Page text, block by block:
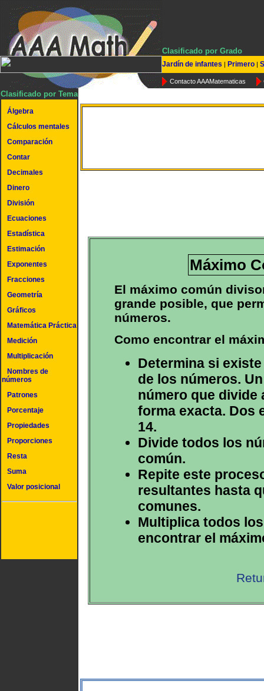
Clasificado por Grado
Jardín de infantes | Primero |
Contacto AAAMatematicas
Clasificado por Tema
Álgebra
Cálculos mentales
Comparación
Contar
Decimales
Dinero
División
Ecuaciones
Estadística
Estimación
Exponentes
Fracciones
Geometría
Gráficos
Matemática Práctica
Medición
Multiplicación
Nombres de
números
Patrones
Porcentaje
Propiedades
Proporciones
Resta
Suma
Valor posicional
Máximo
El máximo común
grande posible, que
números.
Como encontrar el
Determina si
de los números.
número que divide
forma exacta. Dos
14.
Divide todos los
común.
Repite este
resultantes hasta
comunes.
Multiplica todos
encontrar el